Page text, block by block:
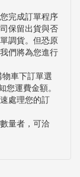
完成訂單程序
保留出貨與否
調貨。但恐原
們將為您進行
車下訂單選
您運費金額。
處理您的訂
量者，可洽